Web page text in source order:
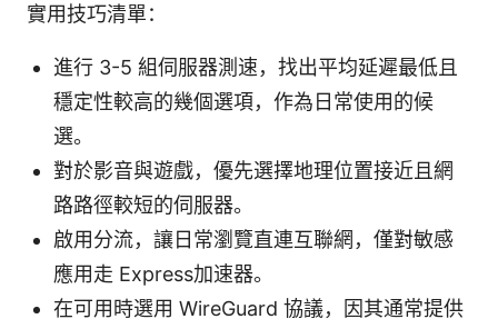
實用技巧清單：
進行 3-5 組伺服器測速，找出平均延遲最低且
穩定性較高的幾個選項，作為日常使用的候
選。
對於影音與遊戲，優先選擇地理位置接近且網
路路徑較短的伺服器。
啟用分流，讓日常瀏覽直連互聯網，僅對敏感
應用走 Express加速器。
在可用時選用 WireGuard 協議，因其通常提供